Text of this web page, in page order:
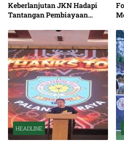
Keberlanjutan JKN Hadapi
Tantangan Pembiayaan
HEADLINE